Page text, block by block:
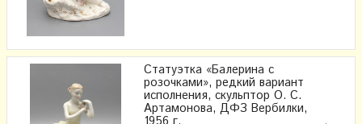
Статуэтка «Балерина с
розочками», редкий вариант
исполнения, скульптор О. С.
Артамонова, ДФЗ Вербилки,